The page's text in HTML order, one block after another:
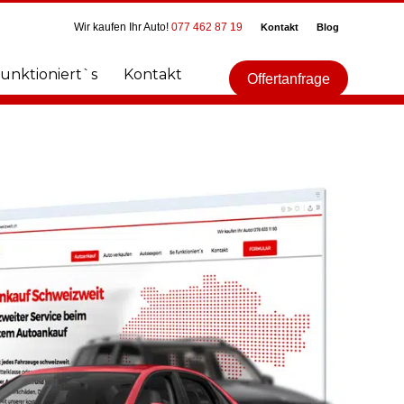
Wir kaufen Ihr Auto! 077 462 87 19 Kontakt Blog
Kontakt Offertanfrage